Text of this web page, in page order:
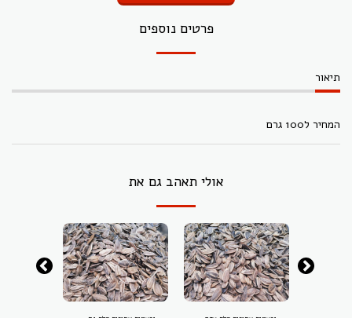
פרטים נוספים
תיאור
המחיר ל100 גרם
אולי תאהב גם את